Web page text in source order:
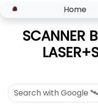
Home
SCANNER